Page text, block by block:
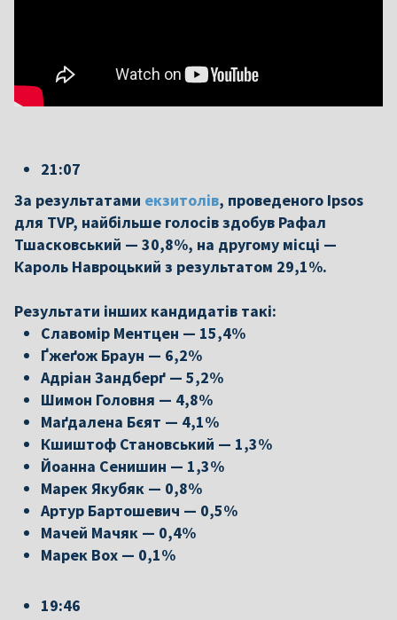
21:07
За результатами екзитолів, проведеного Ipsos
для TVP, найбільше голосів здобув Рафал
Тшасковський — 30,8%, на другому місці —
Кароль Навроцький з результатом 29,1%.
Результати інших кандидатів такі:
Славомір Ментцен — 15,4%
Ґжеґож Браун — 6,2%
Адріан Зандберґ — 5,2%
Шимон Головня — 4,8%
Маґдалена Бєят — 4,1%
Кшиштоф Становський — 1,3%
Йоанна Сенишин — 1,3%
Марек Якубяк — 0,8%
Артур Бартошевич — 0,5%
Мачей Мачяк — 0,4%
Марек Вох — 0,1%
19:46